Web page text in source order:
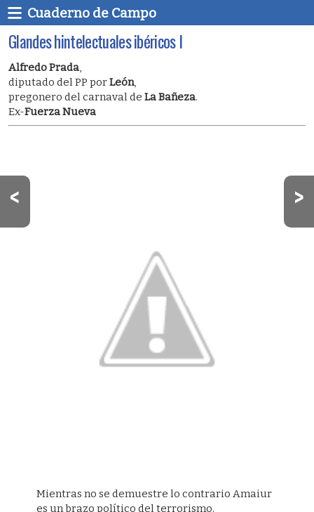
Cuaderno de Campo
Glandes hintelectuales ibéricos I
Alfredo Prada,
diputado del PP porLeón,
pregonero del carnaval de La Bañeza.
Ex-Fuerza Nueva
Mientras no se demuestre lo contrario Amaiur
es un brazo político del terrorismo.